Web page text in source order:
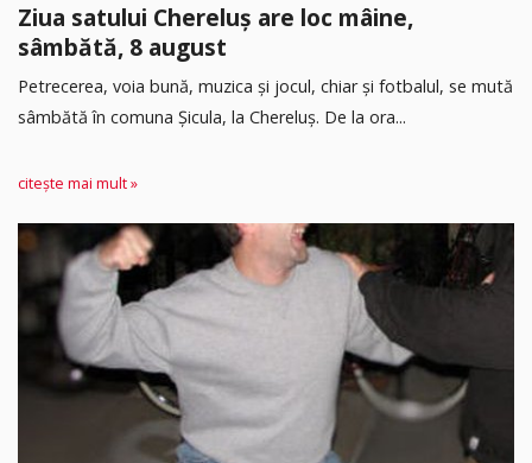
Ziua satului Chereluș are loc mâine,
sâmbătă, 8 august
Petrecerea, voia bună, muzica și jocul, chiar și fotbalul, se mută
sâmbătă în comuna Șicula, la Chereluș. De la ora...
citește mai mult »